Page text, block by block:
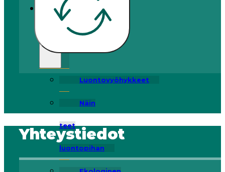
Luontoa
pihoille!
Luontovyöhykkeet
Näin
teet
luontopihan
Yhteystiedot